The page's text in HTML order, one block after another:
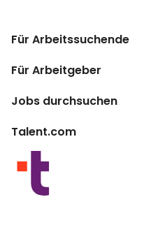
Für Arbeitssuchende
Jobs suchen
Gehaltsumrechner
Für Arbeitgeber
Unternehmen
Jobs durchsuchen
Top-Suchanfragen
Nach Standort
By category
Talent.com
Mehr Länder
Nutzungsbedingungen